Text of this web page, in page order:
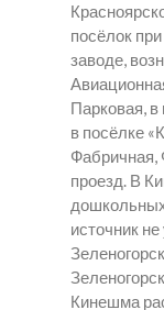
посёлок
заводе,
Парковая,
в посёлке
проезд. В
источник
Кинешма